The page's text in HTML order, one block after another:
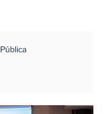
Pública